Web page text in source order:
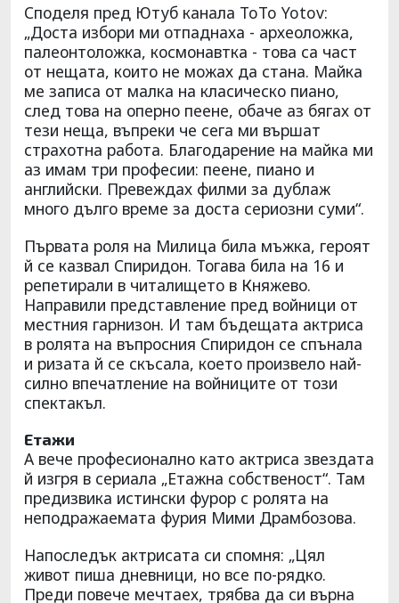
Споделя пред Ютуб канала ToTo Yotov:
„Доста избори ми отпаднаха - археоложка,
палеонтоложка, космонавтка - това са част
от нещата, които не можах да стана. Майка
ме записа от малка на класическо пиано,
след това на оперно пеене, обаче аз бягах от
тези неща, въпреки че сега ми вършат
страхотна работа. Благодарение на майка ми
аз имам три професии: пеене, пиано и
английски. Превеждах филми за дублаж
много дълго време за доста сериозни суми“.
Първата роля на Милица била мъжка, героят
й се казвал Спиридон. Тогава била на 16 и
репетирали в читалището в Княжево.
Направили представление пред войници от
местния гарнизон. И там бъдещата актриса
в ролята на въпросния Спиридон се спънала
и ризата й се скъсала, което произвело най-
силно впечатление на войниците от този
спектакъл.
Етажи
А вече професионално като актриса звездата
й изгря в сериала „Етажна собственост“. Там
предизвика истински фурор с ролята на
неподражаемата фурия Мими Драмбозова.
Напоследък актрисата си спомня: „Цял
живот пиша дневници, но все по-рядко.
Преди повече мечтаех, трябва да си върна